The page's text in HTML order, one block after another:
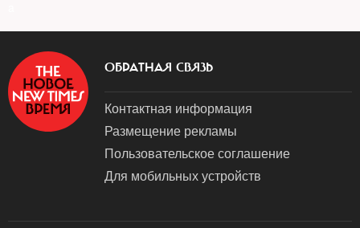
ОБРАТНАЯ СВЯЗЬ
Контактная информация
Размещение рекламы
Пользовательское соглашение
Для мобильных устройств